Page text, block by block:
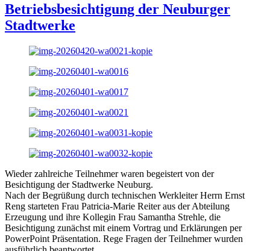
Betriebsbesichtigung der Neuburger
Stadtwerke
Wieder zahlreiche Teilnehmer waren begeistert von der
Besichtigung der Stadtwerke Neuburg.
Nach der Begrüßung durch technischen Werkleiter Herrn Ernst
Reng starteten Frau Patricia-Marie Reiter aus der Abteilung
Erzeugung und ihre Kollegin Frau Samantha Strehle, die
Besichtigung zunächst mit einem Vortrag und Erklärungen per
PowerPoint Präsentation. Rege Fragen der Teilnehmer wurden